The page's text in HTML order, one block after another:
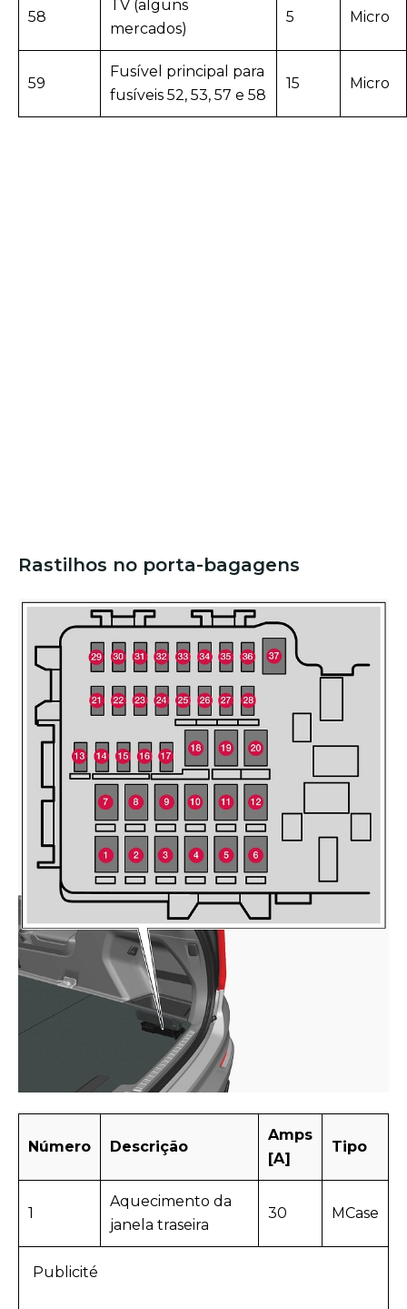
58
TV (alguns
mercados)
5 Micro
59
Fusível principal para
fusíveis 52, 53, 57 e 58
15 Micro
Rastilhos no porta-bagagens
Número Descrição
Amps
[A]
Tipo
1
Aquecimento da
janela traseira
30 MCase
Publicité